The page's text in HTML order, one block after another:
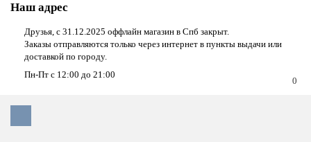
Наш адрес
Друзья, с 31.12.2025 оффлайн магазин в Спб закрыт.
Заказы отправляются только через интернет в пункты выдачи или
доставкой по городу.
Пн-Пт с 12:00 до 21:00
0